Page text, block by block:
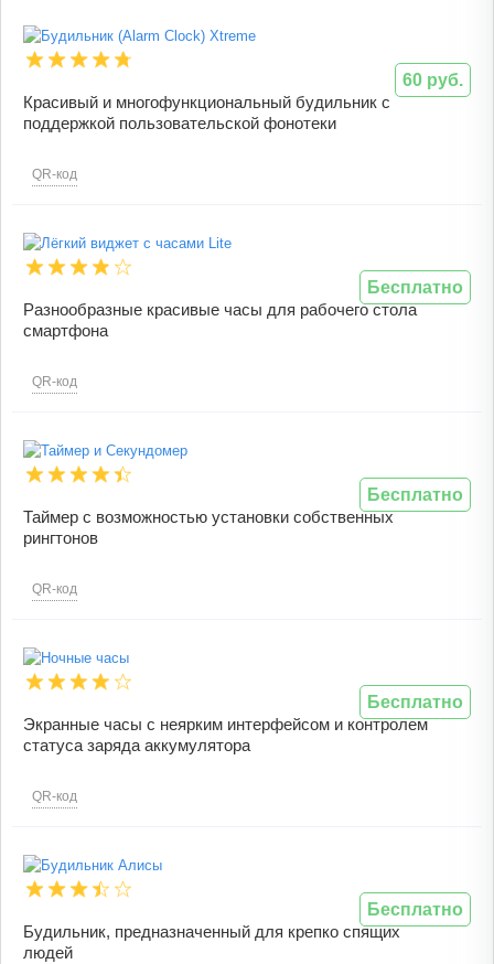
Красивый и многофункциональный будильник с
поддержкой пользовательской фонотеки
QR-код
60 руб.
Разнообразные красивые часы для рабочего стола
смартфона
QR-код
Бесплатно
Таймер с возможностью установки собственных
рингтонов
QR-код
Бесплатно
Экранные часы с неярким интерфейсом и контролем
статуса заряда аккумулятора
QR-код
Бесплатно
Будильник, предназначенный для крепко спящих
людей
Бесплатно